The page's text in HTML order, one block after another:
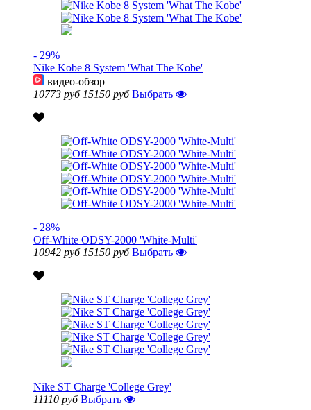
- 29%
Nike Kobe 8 System 'What The Kobe'
видео-обзор
10773 руб 15150 руб Выбрать
- 28%
Off-White ODSY-2000 'White-Multi'
10942 руб 15150 руб Выбрать
Nike ST Charge 'College Grey'
11110 руб Выбрать